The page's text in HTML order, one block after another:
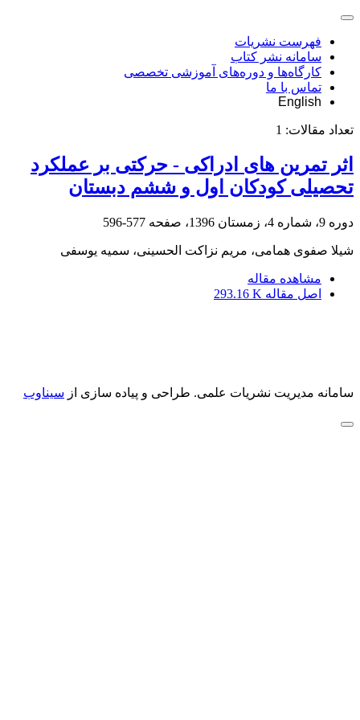
فهرست نشریات
سامانه نشر کتاب
کارگاه‌ها و دوره‌های آموزشی تخصصی
تماس با ما
English
تعداد مقالات: 1
اثر تمرین های ادراکی - حرکتی بر عملکرد
تحصیلی کودکان اول و ششم دبستان
دوره 9، شماره 4، زمستان 1396، صفحه 577-596
شیلا صفوی همامی، مریم نزاکت الحسینی، سمیه یوسفی
مشاهده مقاله
اصل مقاله 293.16 K
سامانه مدیریت نشریات علمی. طراحی و پیاده سازی از سیناوب